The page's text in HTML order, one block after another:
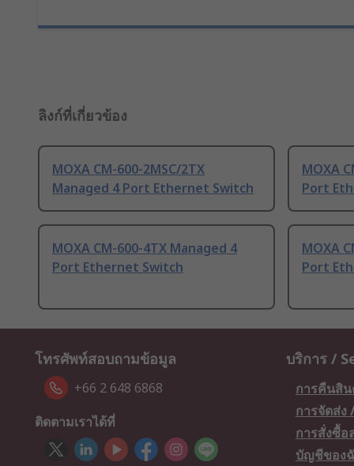
ลิงก์ที่เกี่ยวข้อง
MOXA CM-600-2MSC/2TX
Managed 4 Port Ethernet Switch
MOXA
Port
MOXA CM-600-4TX Managed 4
Port Ethernet Switch
MOXA
Port
โทรศัพท์สอบถามข้อมูล
+66 2 648 6868
ติดตามเราได้ที่
บริการ /
การคืนสิ
การจัดส่
การสั่งซื้อ
บัญชีของ